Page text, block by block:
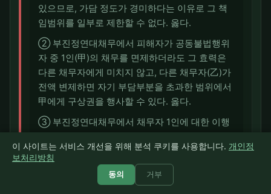
있으므로, 가담 정도가 경미하다는 이유로 그 책
임범위를 일부로 제한할 수 없다. 옳다.
② 부진정연대채무에서 피해자가 공동불법행위
자 중 1인(甲)의 채무를 면제하더라도 그 효력은
다른 채무자에게 미치지 않고, 다른 채무자(乙)가
전액 변제하면 자기 부담부분을 초과한 범위에서
甲에게 구상권을 행사할 수 있다. 옳다.
③ 부진정연대채무에서 채무자 1인에 대한 이행
의 효력이 없으므로(절대적 효력 부정), 옳다.
④ 손해와 이득이 함께 생기고 과실상계를 하여
야 하는 경우에는, 먼저 산정된 손해액에서 과실
이 사이트는 서비스 개선을 위해 분석 쿠키를 사용합니다. 개인정
보처리방침
동의 거부